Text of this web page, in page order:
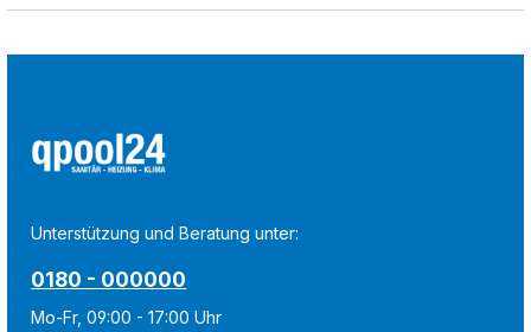
Unterstützung und Beratung unter:
0180 - 000000
Mo-Fr, 09:00 - 17:00 Uhr